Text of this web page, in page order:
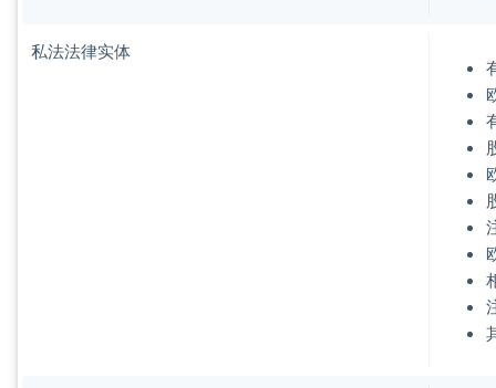
私法法律实体